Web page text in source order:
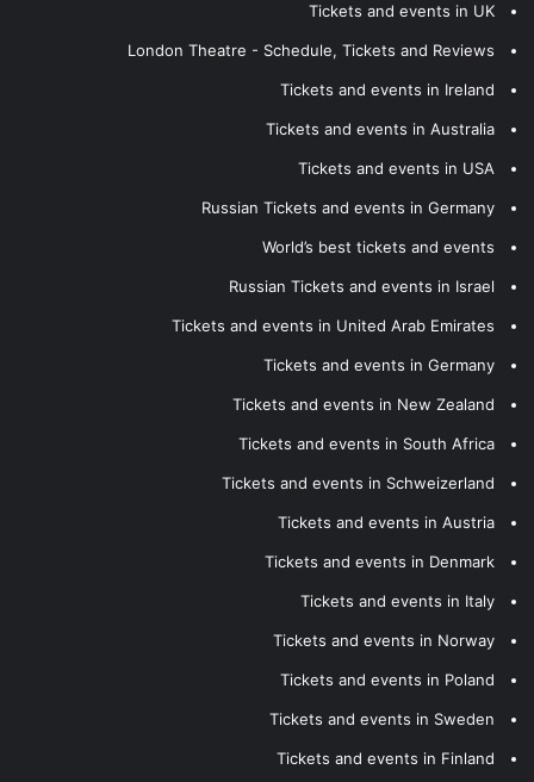
Tickets and events in UK
London Theatre - Schedule, Tickets and Reviews
Tickets and events in Ireland
Tickets and events in Australia
Tickets and events in USA
Russian Tickets and events in Germany
World’s best tickets and events
Russian Tickets and events in Israel
Tickets and events in United Arab Emirates
Tickets and events in Germany
Tickets and events in New Zealand
Tickets and events in South Africa
Tickets and events in Schweizerland
Tickets and events in Austria
Tickets and events in Denmark
Tickets and events in Italy
Tickets and events in Norway
Tickets and events in Poland
Tickets and events in Sweden
Tickets and events in Finland